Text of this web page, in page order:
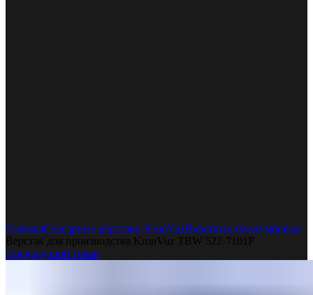
ГлавнаяСлесарные верстаки KronVuzВерстаки двухтумбовые
Верстак для производства KronVuz TBW 522-7101Р
Предыдущий товар